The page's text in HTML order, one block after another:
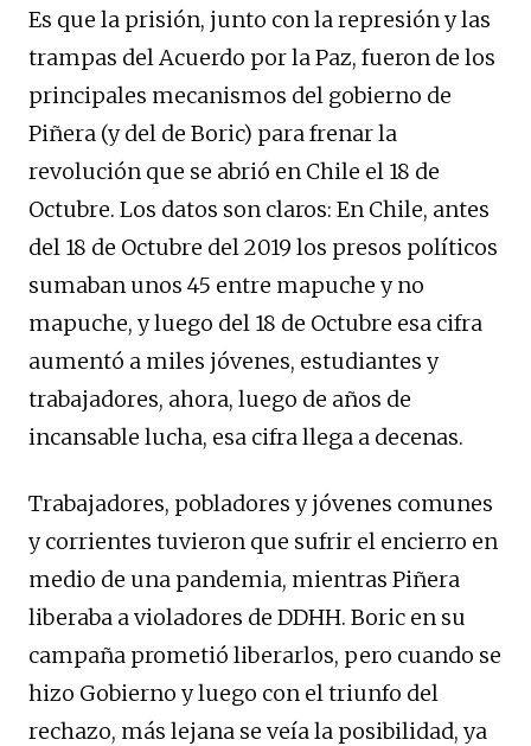
Es que la prisión, junto con la represión y las
trampas del Acuerdo por la Paz, fueron de los
principales mecanismos del gobierno de
Piñera (y del de Boric) para frenar la
revolución que se abrió en Chile el 18 de
Octubre. Los datos son claros: En Chile, antes
del 18 de Octubre del 2019 los presos políticos
sumaban unos 45 entre mapuche y no
mapuche, y luego del 18 de Octubre esa cifra
aumentó a miles jóvenes, estudiantes y
trabajadores, ahora, luego de años de
incansable lucha, esa cifra llega a decenas.
Trabajadores, pobladores y jóvenes comunes
y corrientes tuvieron que sufrir el encierro en
medio de una pandemia, mientras Piñera
liberaba a violadores de DDHH. Boric en su
campaña prometió liberarlos, pero cuando se
hizo Gobierno y luego con el triunfo del
rechazo, más lejana se veía la posibilidad, ya